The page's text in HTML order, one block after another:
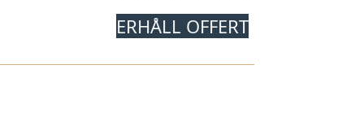
ERHÅLL OFFERT